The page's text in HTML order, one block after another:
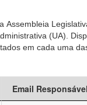
Assembleia
(UA).
em cada uma
Email